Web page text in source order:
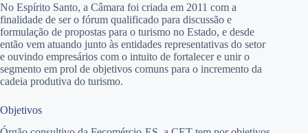
No Espírito Santo, a Câmara foi criada em 2011 com a
finalidade de ser o fórum qualificado para discussão e
formulação de propostas para o turismo no Estado, e desde
então vem atuando junto às entidades representativas do setor
e ouvindo empresários com o intuito de fortalecer e unir o
segmento em prol de objetivos comuns para o incremento da
cadeia produtiva do turismo.
Objetivos